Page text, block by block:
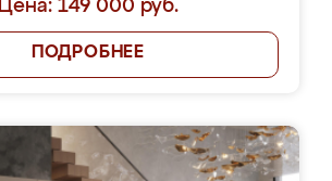
Цена: 149 000 руб.
ПОДРОБНЕЕ